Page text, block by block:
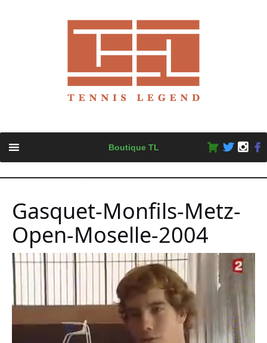
content
Boutique TL
Gasquet-Monfils-Metz-
Open-Moselle-2004